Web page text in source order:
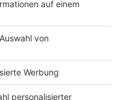
Aufwand für die
Zusammenhang
Datenpunkte und die
zu nennen.
Bilanzrecht und